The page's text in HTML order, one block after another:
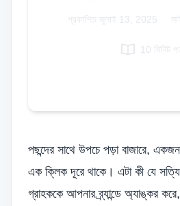
Italian
Danish
প্রকাশিত জুলাই 13, 2025
10 মিনিট পড়া
পছন্দের সাথে উপচে পড়া বাজারে,
এক ক্লিক দূরে থাকে। এটা কী যে
গ্রাহককে আপনার ব্র্যান্ডে অ্যাঙ্কর